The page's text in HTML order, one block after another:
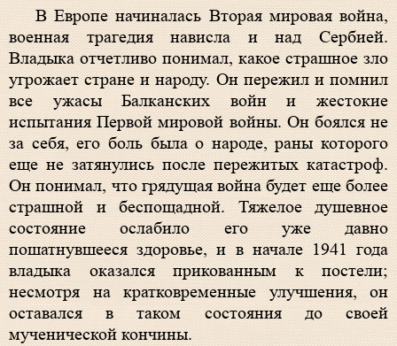
В Европе начиналась Вторая мировая война,
военная трагедия нависла и над Сербией.
Владыка отчетливо понимал, какое страшное зло
угрожает стране и народу. Он пережил и помнил
все ужасы Балканских войн и жестокие
испытания Первой мировой войны. Он боялся не
за себя, его боль была о народе, раны которого
еще не затянулись после пережитых катастроф.
Он понимал, что грядущая война будет еще более
страшной и беспощадной. Тяжелое душевное
состояние ослабило его уже давно
пошатнувшееся здоровье, и в начале 1941 года
владыка оказался прикованным к постели;
несмотря на кратковременные улучшения, он
оставался в таком состояния до своей
мученической кончины.